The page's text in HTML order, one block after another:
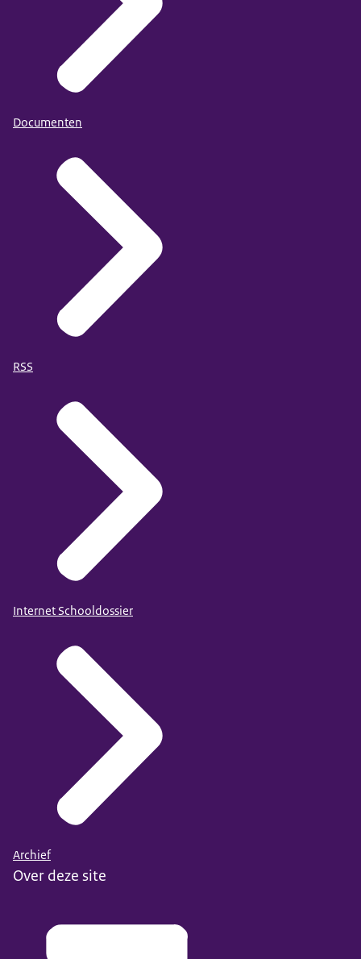
Documenten
RSS
Internet Schooldossier
Archief
Over deze site